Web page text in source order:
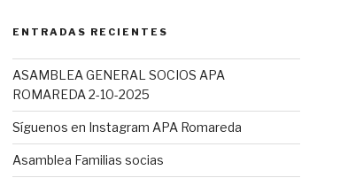
ENTRADAS RECIENTES
ASAMBLEA GENERAL SOCIOS APA
ROMAREDA 2-10-2025
Síguenos en Instagram APA Romareda
Asamblea Familias socias